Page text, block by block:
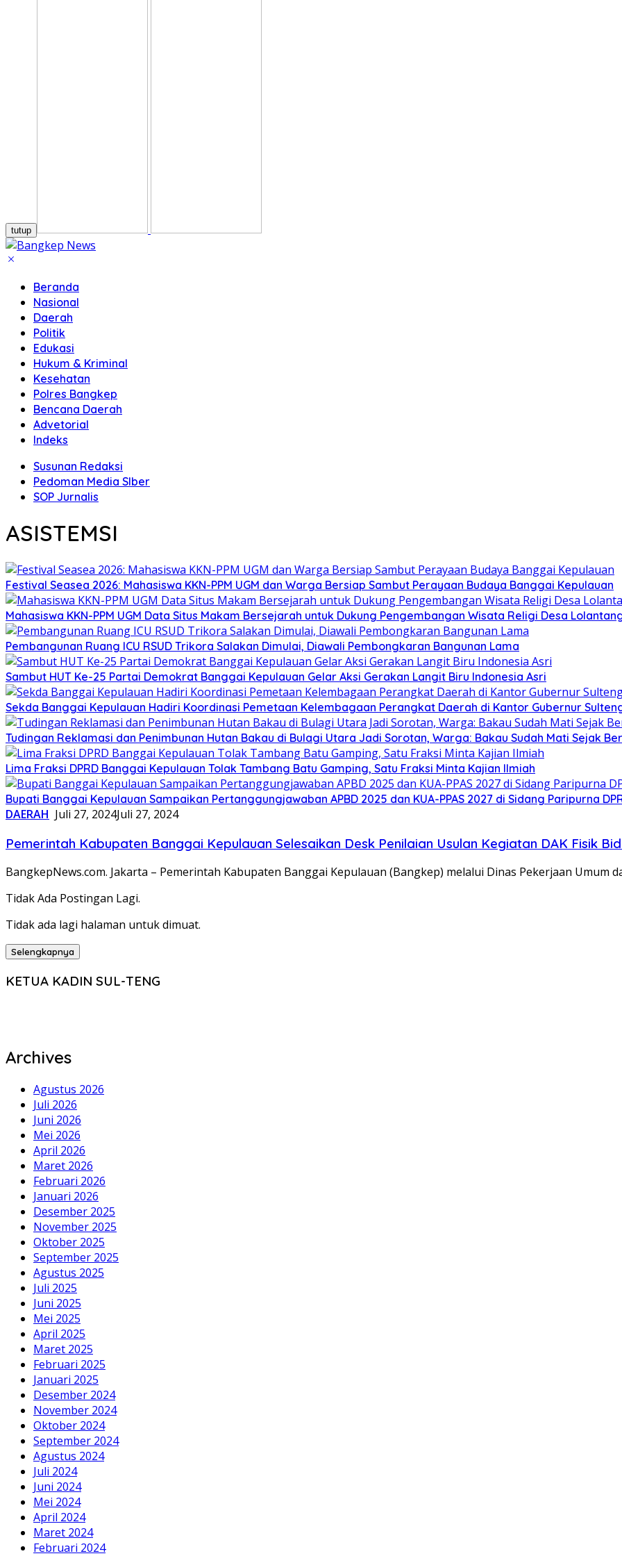
tutup
Beranda
Nasional
Daerah
Politik
Edukasi
Hukum & Kriminal
Kesehatan
Polres Bangkep
Bencana Daerah
Advetorial
Indeks
Susunan Redaksi
Pedoman Media SIber
SOP Jurnalis
ASISTEMSI
Festival Seasea 2026: Mahasiswa KKN-PPM UGM dan Warga Bersiap Sambut Perayaan Budaya Banggai Kepulauan
Mahasiswa KKN-PPM UGM Data Situs Makam Bersejarah untuk Dukung Pengembangan Wisata Religi Desa
Pembangunan Ruang ICU RSUD Trikora Salakan Dimulai, Diawali Pembongkaran Bangunan Lama
Sambut HUT Ke-25 Partai Demokrat Banggai Kepulauan Gelar Aksi Gerakan Langit Biru Indonesia Asri
Sekda Banggai Kepulauan Hadiri Koordinasi Pemetaan Kelembagaan Perangkat Daerah di Kantor Gubernur
Tudingan Reklamasi dan Penimbunan Hutan Bakau di Bulagi Utara Jadi Sorotan, Warga: Bakau Sudah Mati Sejak
Lima Fraksi DPRD Banggai Kepulauan Tolak Tambang Batu Gamping, Satu Fraksi Minta Kajian Ilmiah
Bupati Banggai Kepulauan Sampaikan Pertanggungjawaban APBD 2025 dan KUA-PPAS 2027 di Sidang Paripurna
DAERAH Juli 27, 2024Juli 27, 2024
Pemerintah Kabupaten Banggai Kepulauan Selesaikan Desk Penilaian Usulan Kegiatan DAK Fisik
BangkepNews.com. Jakarta – Pemerintah Kabupaten Banggai Kepulauan (Bangkep) melalui Dinas Pekerjaan Umum
Tidak Ada Postingan Lagi.
Tidak ada lagi halaman untuk dimuat.
Selengkapnya
KETUA KADIN SUL-TENG
Archives
Agustus 2026
Juli 2026
Juni 2026
Mei 2026
April 2026
Maret 2026
Februari 2026
Januari 2026
Desember 2025
November 2025
Oktober 2025
September 2025
Agustus 2025
Juli 2025
Juni 2025
Mei 2025
April 2025
Maret 2025
Februari 2025
Januari 2025
Desember 2024
November 2024
Oktober 2024
September 2024
Agustus 2024
Juli 2024
Juni 2024
Mei 2024
April 2024
Maret 2024
Februari 2024